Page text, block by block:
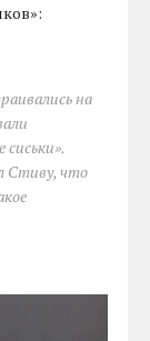
на
Стиву, что